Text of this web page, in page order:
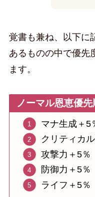
覚書も兼ね、以下に
あるものの中で優先
ます。
ノーマル恩恵優先
マナ生成＋5
クリティカ
攻撃力＋5％
防御力＋5％
ライフ＋5％